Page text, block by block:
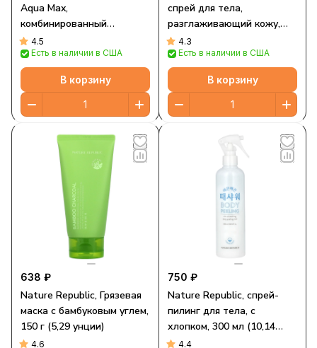
Aqua Max,
комбинированный
водянистый крем, 80 мл
(2,7 жидк. Унции)
4.5
Есть в наличии в США
В корзину
спрей для тела,
разглаживающий кожу,
персик, 300 мл (10,14
жидк. унции)
4.3
Есть в наличии в США
В корзину
638 ₽
Nature Republic, Грязевая
маска с бамбуковым углем,
150 г (5,29 унции)
4.6
750 ₽
Nature Republic, спрей-
пилинг для тела, с
хлопком, 300 мл (10,14
жидк. унции)
4.4